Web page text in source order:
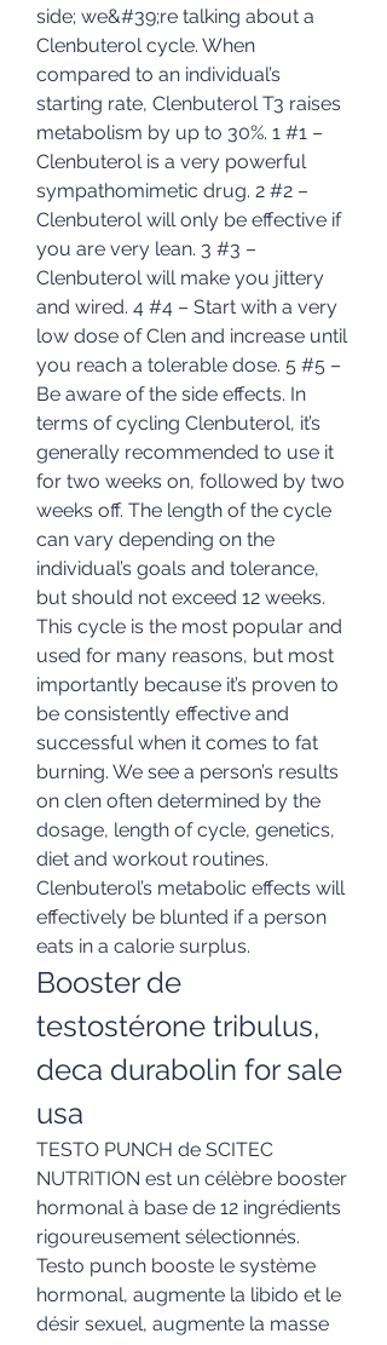
side; we&#39;re talking about a
Clenbuterol cycle. When
compared to an individual’s
starting rate, Clenbuterol T3 raises
metabolism by up to 30%. 1 #1 –
Clenbuterol is a very powerful
sympathomimetic drug. 2 #2 –
Clenbuterol will only be effective if
you are very lean. 3 #3 –
Clenbuterol will make you jittery
and wired. 4 #4 – Start with a very
low dose of Clen and increase until
you reach a tolerable dose. 5 #5 –
Be aware of the side effects. In
terms of cycling Clenbuterol, it’s
generally recommended to use it
for two weeks on, followed by two
weeks off. The length of the cycle
can vary depending on the
individual’s goals and tolerance,
but should not exceed 12 weeks.
This cycle is the most popular and
used for many reasons, but most
importantly because it’s proven to
be consistently effective and
successful when it comes to fat
burning. We see a person’s results
on clen often determined by the
dosage, length of cycle, genetics,
diet and workout routines.
Clenbuterol’s metabolic effects will
effectively be blunted if a person
eats in a calorie surplus.
Booster de
testostérone tribulus,
deca durabolin for sale
usa
TESTO PUNCH de SCITEC
NUTRITION est un célèbre booster
hormonal à base de 12 ingrédients
rigoureusement sélectionnés.
Testo punch booste le système
hormonal, augmente la libido et le
désir sexuel, augmente la masse